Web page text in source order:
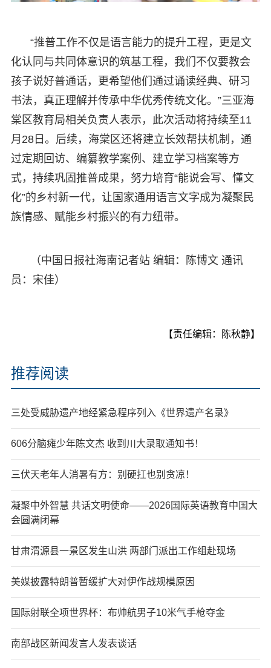
“推普工作不仅是语言能力的提升工程，更是文
化认同与共同体意识的筑基工程，我们不仅要教会
孩子说好普通话，更希望他们通过诵读经典、研习
书法，真正理解并传承中华优秀传统文化。”三亚海
棠区教育局相关负责人表示，此次活动将持续至11
月28日。后续，海棠区还将建立长效帮扶机制，通
过定期回访、编纂教学案例、建立学习档案等方
式，持续巩固推普成果，努力培育“能说会写、懂文
化”的乡村新一代，让国家通用语言文字成为凝聚民
族情感、赋能乡村振兴的有力纽带。
（中国日报社海南记者站 编辑：陈博文 通讯
员：宋佳）
【责任编辑：陈秋静】
推荐阅读
三处受威胁遗产地经紧急程序列入《世界遗产名录》
606分脑瘫少年陈文杰 收到川大录取通知书！
三伏天老年人消暑有方：别硬扛也别贪凉！
凝聚中外智慧 共话文明使命——2026国际英语教育中国大
会圆满闭幕
甘肃渭源县一景区发生山洪 两部门派出工作组赴现场
美媒披露特朗普暂缓扩大对伊作战规模原因
国际射联全项世界杯：布帅航男子10米气手枪夺金
南部战区新闻发言人发表谈话